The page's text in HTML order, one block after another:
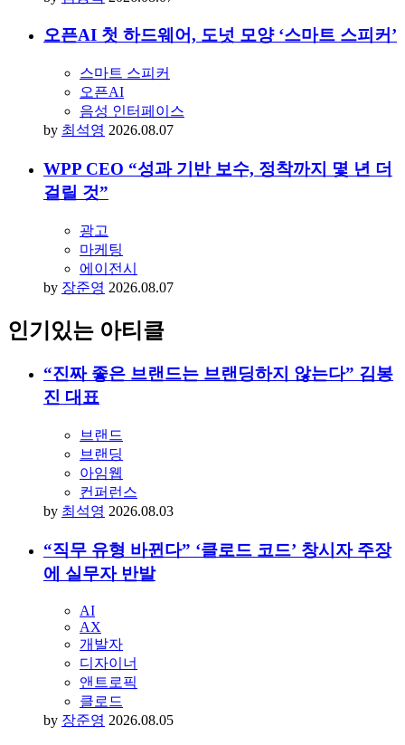
오픈AI 첫 하드웨어, 도넛 모양 ‘스마트 스피커’
스마트 스피커
오픈AI
음성 인터페이스
by 최석영 2026.08.07
WPP CEO “성과 기반 보수, 정착까지 몇 년 더
걸릴 것”
광고
마케팅
에이전시
by 장준영 2026.08.07
인기있는 아티클
“진짜 좋은 브랜드는 브랜딩하지 않는다” 김봉
진 대표
브랜드
브랜딩
아임웹
컨퍼런스
by 최석영 2026.08.03
“직무 유형 바뀐다” ‘클로드 코드’ 창시자 주장
에 실무자 반발
AI
AX
개발자
디자이너
앤트로픽
클로드
by 장준영 2026.08.05